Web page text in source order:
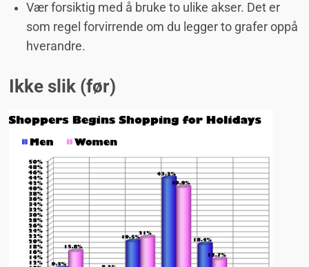
Vær forsiktig med å bruke to ulike akser. Det er
som regel forvirrende om du legger to grafer oppå
hverandre.
Ikke slik (før)